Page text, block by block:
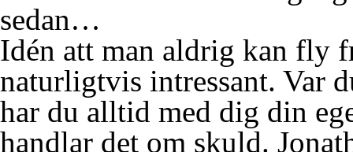
sedan…
Idén att man aldrig kan fly
naturligtvis intressant. Var
har du alltid med dig din
handlar det om skuld.